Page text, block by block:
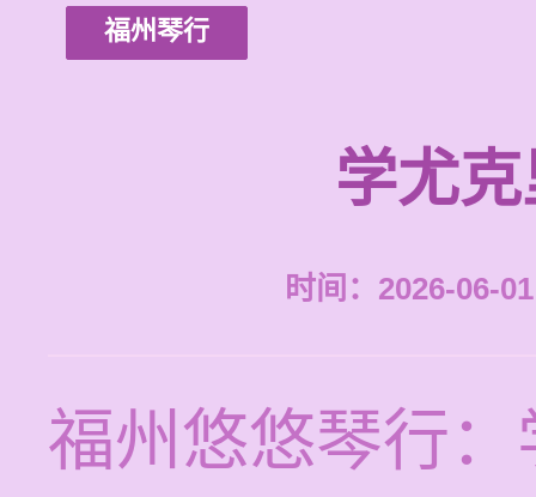
福州琴行
学尤
时间：2026-06-
福州悠悠琴行